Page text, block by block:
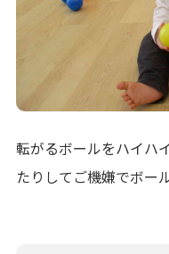
転がるボールをハイハ
たりしてご機嫌でボー